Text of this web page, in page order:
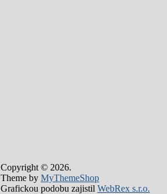
Copyright © 2026.
Theme by MyThemeShop
Grafickou podobu zajistil WebRex s.r.o.